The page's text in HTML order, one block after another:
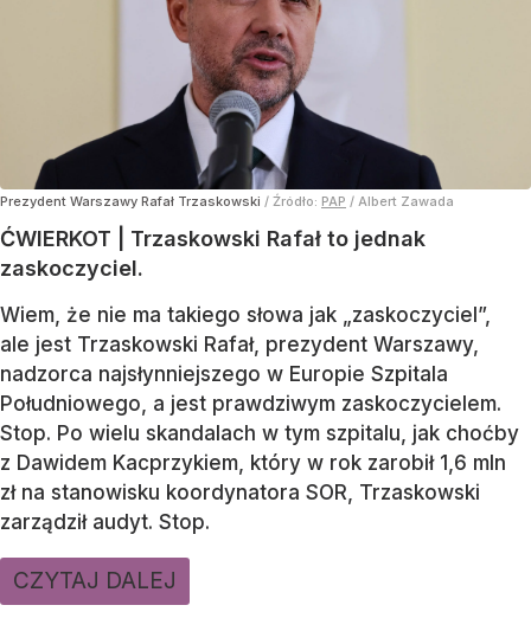
Prezydent Warszawy Rafał Trzaskowski / Źródło: PAP / Albert Zawada
ĆWIERKOT | Trzaskowski Rafał to jednak
zaskoczyciel.
Wiem, że nie ma takiego słowa jak „zaskoczyciel”,
ale jest Trzaskowski Rafał, prezydent Warszawy,
nadzorca najsłynniejszego w Europie Szpitala
Południowego, a jest prawdziwym zaskoczycielem.
Stop. Po wielu skandalach w tym szpitalu, jak choćby
z Dawidem Kacprzykiem, który w rok zarobił 1,6 mln
zł na stanowisku koordynatora SOR, Trzaskowski
zarządził audyt. Stop.
CZYTAJ DALEJ